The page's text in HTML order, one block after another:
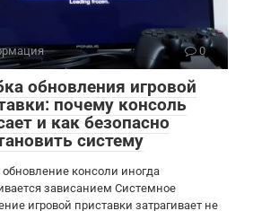
0
обновления игровой
почему консоль
и как безопасно
систему
консоли иногда
зависанием Системное
игровой приставки затрагивает не